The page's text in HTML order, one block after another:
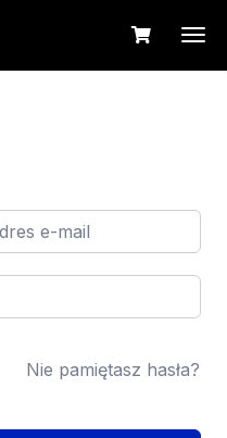
Nie pamiętasz hasła?